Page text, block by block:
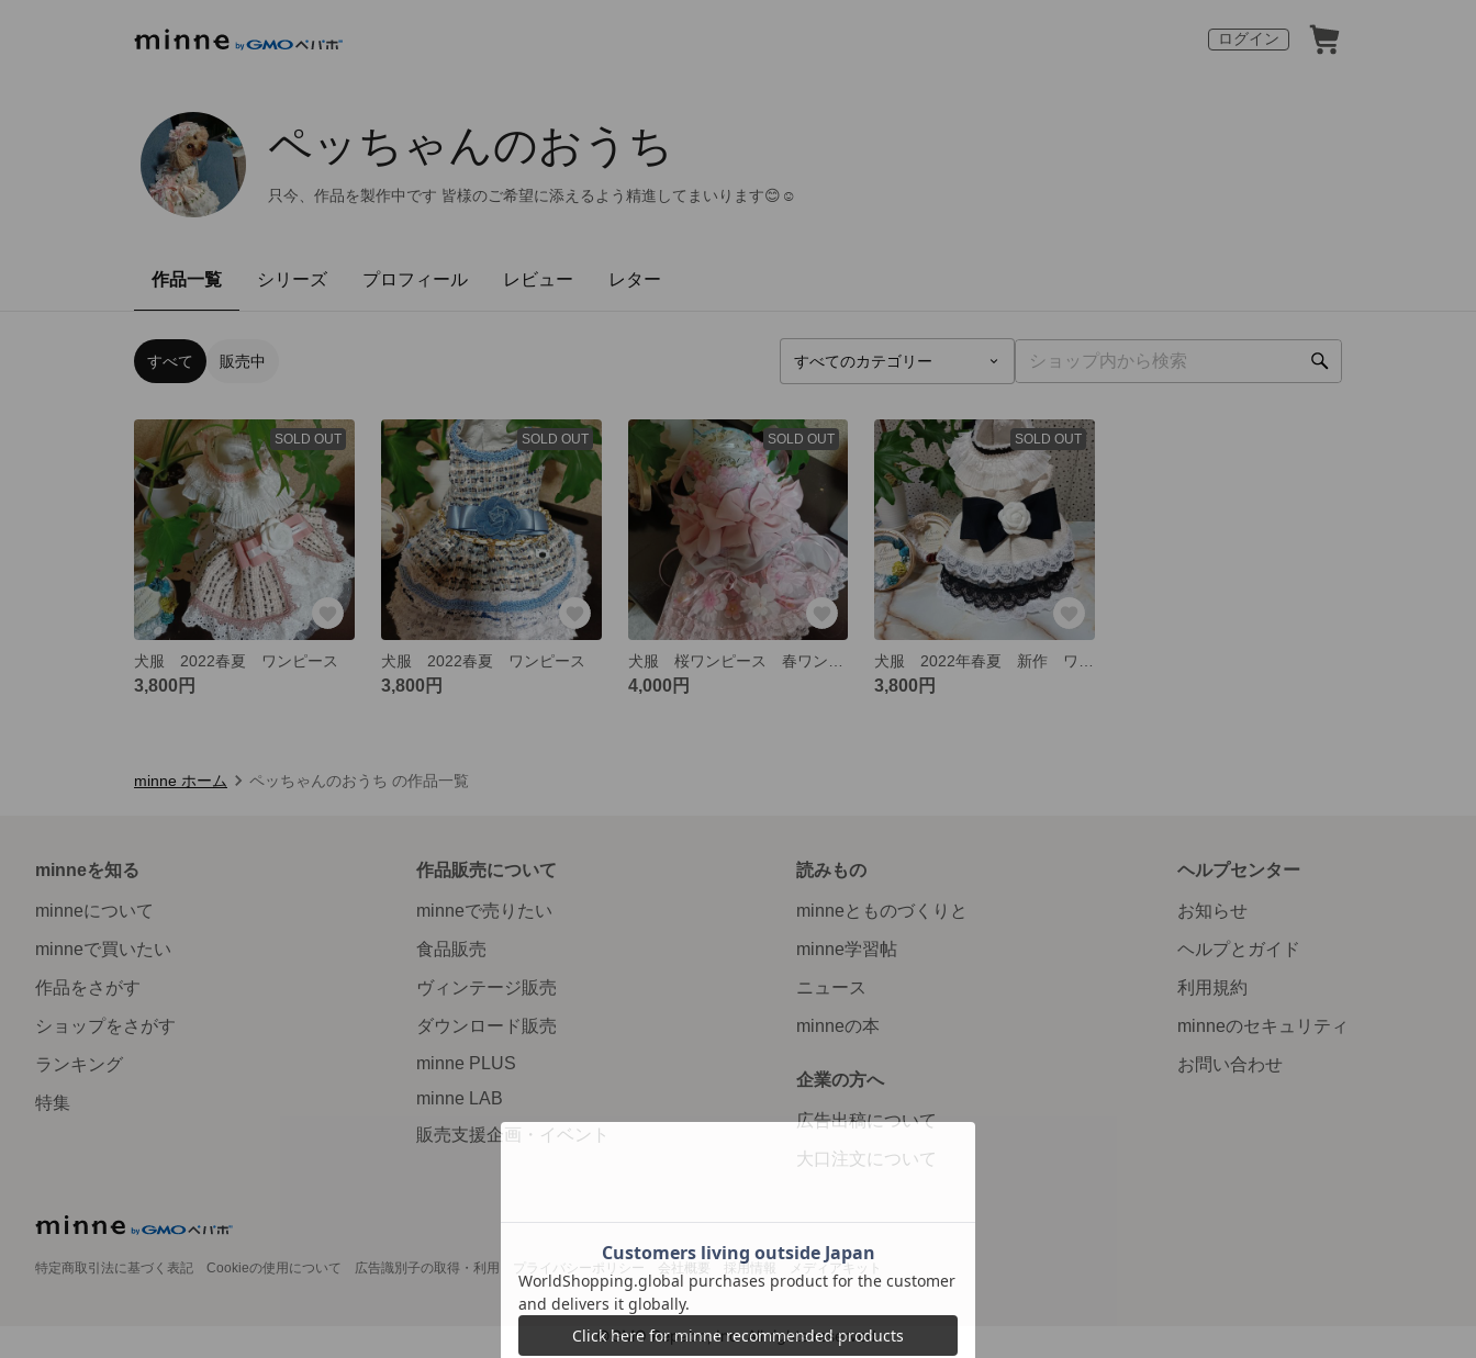
ログイン
ペッちゃんのおうち
只今、作品を製作中です 皆様のご希望に添えるよう精進してまいります😊☺️
作品一覧 シリーズ プロフィール レビュー レター
すべて 販売中
SOLD OUT
犬服 2022春夏 ワンピース
3,800円
SOLD OUT
犬服 2022春夏 ワンピース
3,800円
SOLD OUT
4,000円
SOLD OUT
3,800円
minne ホーム ペッちゃんのおうち の作品一覧
minneを知る
minneについて
minneで買いたい
作品をさがす
ショップをさがす
ランキング
特集
作品販売について
minneで売りたい
食品販売
ヴィンテージ販売
ダウンロード販売
minne PLUS
minne LAB
販売支援企画・イベント
読みもの
minneとものづくりと
minne学習帖
ニュース
minneの本
企業の方へ
広告出稿について
大口注文について
ヘルプセンター
お知らせ
ヘルプとガイド
利用規約
minneのセキュリティ
お問い合わせ
特定商取引法に基づく表記 Cookieの使用について 広告識別子の取得・利用 プライバシーポリシー 会社概要 採用情報 メディアキット
©GMO Pepabo, Inc. All rights reserved.